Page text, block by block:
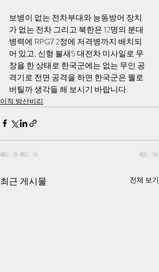
보병이 없는 전차부대와 능동방어 장치
가 없는 전차 그리고 북한은 12명의 분대
병력에 RPG7 2정에 저격병까지 배치되
어 있고, 신형 불새5 대전차 미사일로 무
장을 한 상태로 한국군에는 없는 무인 공
격기로 전면 공격을 하면 한국군은 뭘로
버틸까 생각들 해 보시기 바랍니다.
이적 방산비리
최근 게시물 전체 보기